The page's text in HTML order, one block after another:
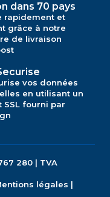
dans 70 pays
rapidement et
grâce à notre
de livraison
vos données
en utilisant un
SSL fourni par
280 | TVA
légales |